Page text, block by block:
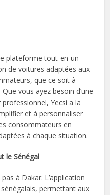
plateforme tout-en-un
de voitures adaptées aux
que ce soit à
vous ayez besoin d’une
Yecsi a la
et à personnaliser
consommateurs en
à chaque situation.
le Sénégal
à Dakar. L’application
permettant aux